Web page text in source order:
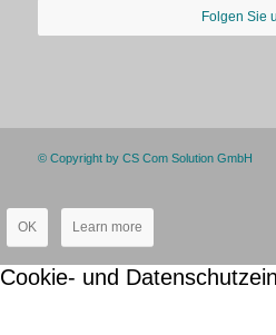
Folgen Sie
© Copyright by CS Com Solution GmbH
OK Learn more
Cookie- und